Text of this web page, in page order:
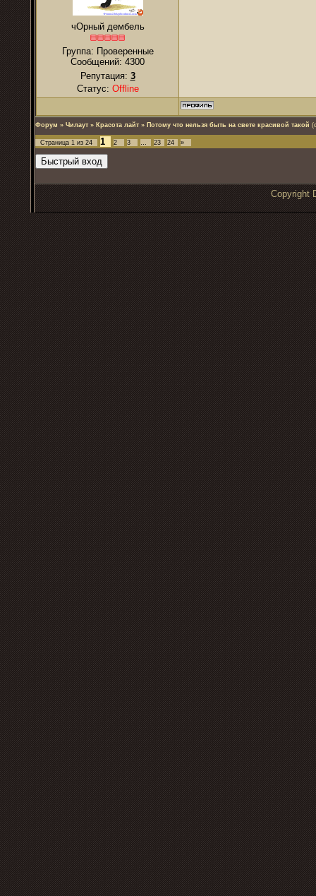
чОрный дембель
Группа: Проверенные
Сообщений: 4300
Репутация: 3
Статус: Offline
Форум » Чилаут » Красота лайт » Потому что нельзя быть на свете красивой такой
Страница 1 из 24 1 2 3 … 23 24 »
Copyright